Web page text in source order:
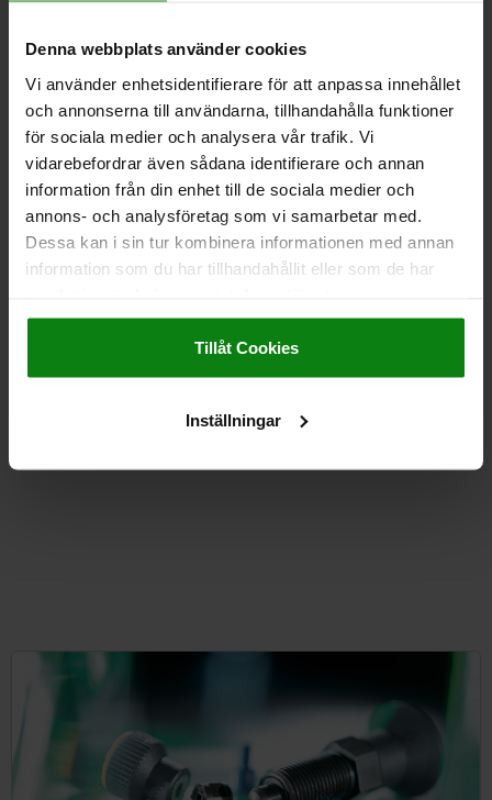
Denna webbplats använder cookies
Vi använder enhetsidentifierare för att anpassa innehållet
och annonserna till användarna, tillhandahålla funktioner
för sociala medier och analysera vår trafik. Vi
vidarebefordrar även sådana identifierare och annan
information från din enhet till de sociala medier och
annons- och analysföretag som vi samarbetar med.
Dessa kan i sin tur kombinera informationen med annan
information som du har tillhandahållit eller som de har
Impressum|Dataskydd|AGB
Tillåt Cookies
Inställningar
Stödelement justerbara